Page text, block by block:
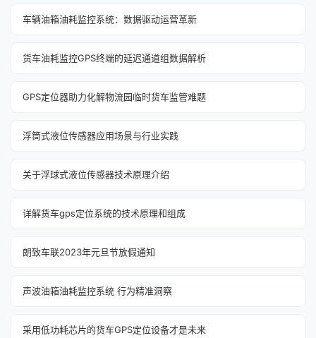
车辆油箱油耗监控系统：数据驱动运营革新
货车油耗监控GPS终端的延迟通道组数据解析
GPS定位器助力化解物流园临时货车监管难题
浮筒式液位传感器应用场景与行业实践
关于浮球式液位传感器技术原理介绍
详解货车gps定位系统的技术原理和组成
朗致车联2023年元旦节放假通知
声波油箱油耗监控系统 行为精准洞察
采用低功耗芯片的货车GPS定位设备才是未来